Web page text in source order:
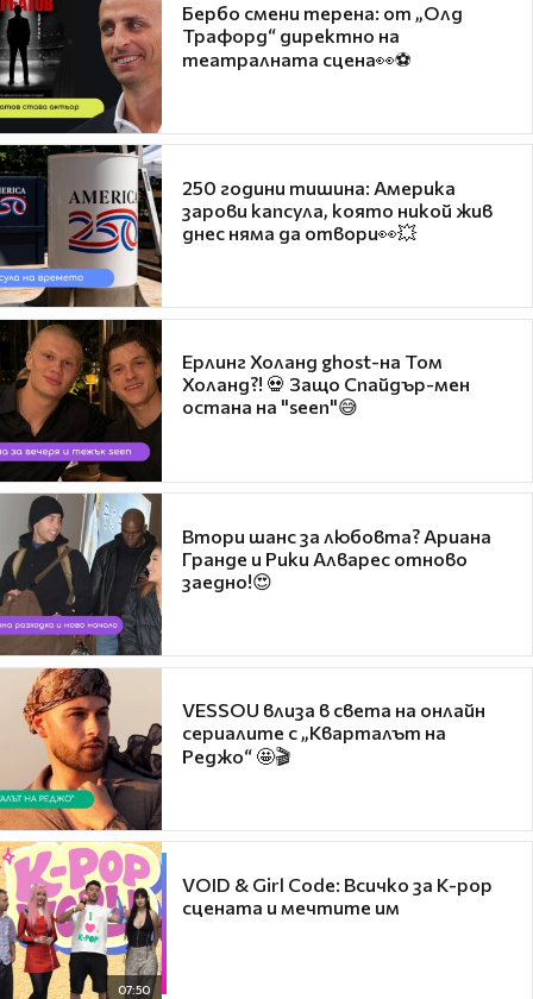
Бербо смени терена: от „Олд
Трафорд“ директно на
театралната сцена👀⚽
250 години тишина: Америка
зарови капсула, която никой жив
днес няма да отвори👀💥
Ерлинг Холанд ghost-на Том
Холанд?! 💀 Защо Спайдър-мен
остана на "seen"😅
Втори шанс за любовта? Ариана
Гранде и Рики Алварес отново
заедно!😍
VESSOU влиза в света на онлайн
сериалите с „Кварталът на
Реджо“ 🤩🎬
07:50
VOID & Girl Code: Всичко за K-pop
сцената и мечтите им